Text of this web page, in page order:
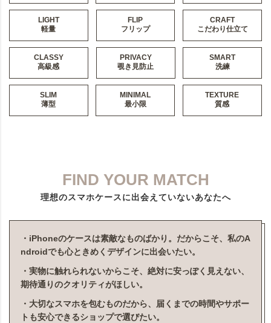
LIGHT
軽量
FLIP
フリップ
CRAFT
こだわり仕立て
CLASSY
高級感
PRIVACY
覗き見防止
SMART
洗練
SLIM
薄型
MINIMAL
最小限
TEXTURE
質感
FIND YOUR MATCH
理想のスマホケースに出会えていないあなたへ
・iPhoneのケースは素敵なものばかり。だからこそ、私のA
ndroidでも心ときめくデザインに出会いたい。
・実物に触れられないからこそ、絶対に安っぽく見えない、
期待通りのクオリティがほしい。
・大切なスマホを包むものだから、届くまでの時間やサポー
トも安心できるショップで選びたい。